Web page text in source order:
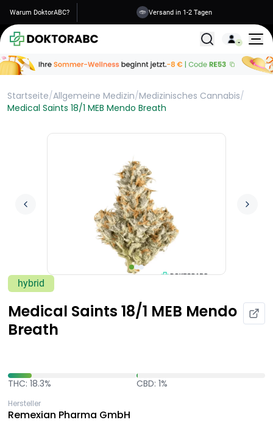
Warum DoktorABC? Versand in 1-2 Tagen
Alle
Startseite/Allgemeine Medizin/Medizinisches Cannabis/
Medical Saints 18/1 MEB Mendo Breath
hybrid
Medical Saints 18/1 MEB Mendo
Breath
THC: 18.3% CBD: 1%
Hersteller
Remexian Pharma GmbH